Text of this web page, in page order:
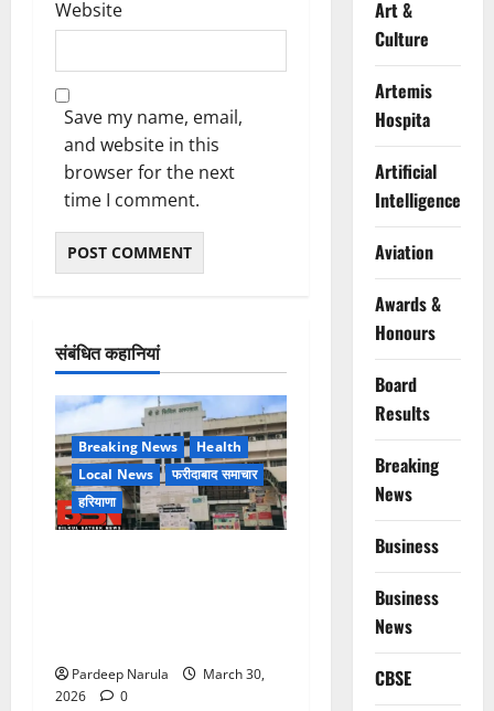
Website
Save my name, email,
and website in this
browser for the next
time I comment.
संबंधित कहानियां
Breaking News
Health
Local News
फरीदाबाद समाचार
हरियाणा
Pardeep Narula
March 30,
2026
0
Art &
Culture
Artemis
Hospita
Artificial
Intelligence
Aviation
Awards &
Honours
Board
Results
Breaking
News
Business
Business
News
CBSE